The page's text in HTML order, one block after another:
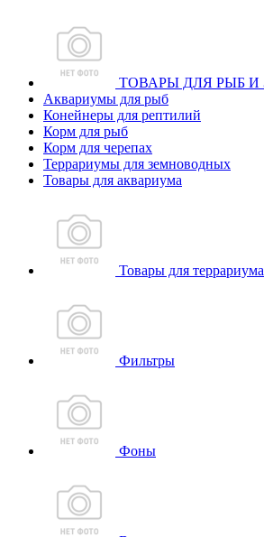
ТОВАРЫ ДЛЯ РЫБ
Аквариумы для рыб
Конейнеры для рептилий
Корм для рыб
Корм для черепах
Террариумы для земноводных
Товары для аквариума
Товары для террариума
Фильтры
Фоны